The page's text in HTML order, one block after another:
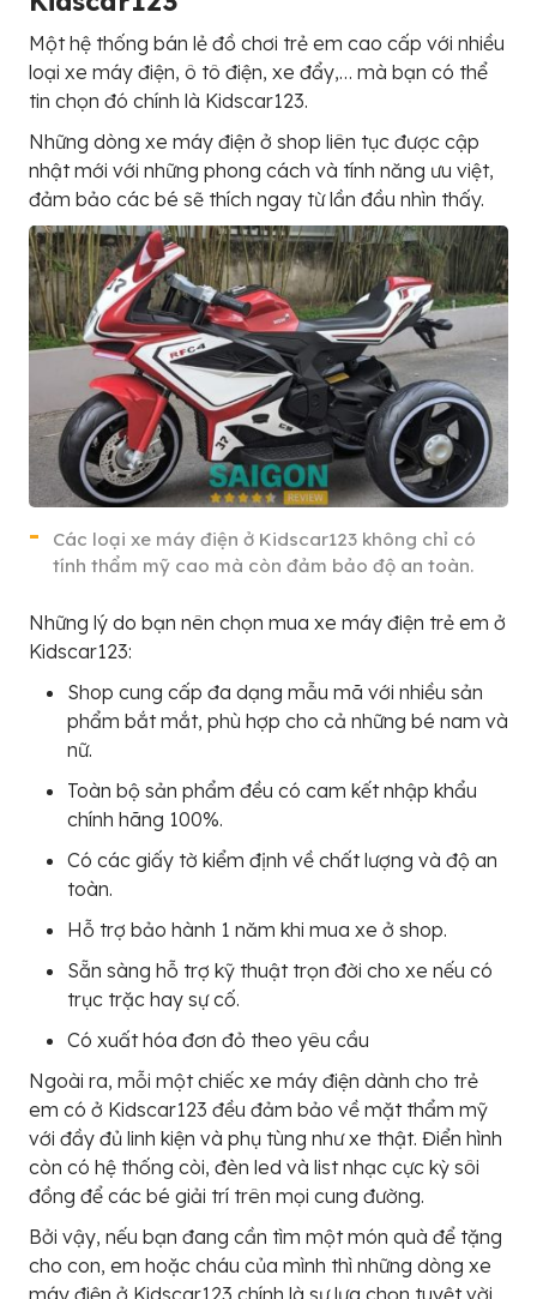
Một hệ thống bán lẻ đồ chơi trẻ em cao cấp với nhiều
loại xe máy điện, ô tô điện, xe đẩy,… mà bạn có thể
tin chọn đó chính là Kidscar123.
Những dòng xe máy điện ở shop liên tục được cập
nhật mới với những phong cách và tính năng ưu việt,
đảm bảo các bé sẽ thích ngay từ lần đầu nhìn thấy.
Các loại xe máy điện ở Kidscar123 không chỉ có
tính thẩm mỹ cao mà còn đảm bảo độ an toàn.
Những lý do bạn nên chọn mua xe máy điện trẻ em ở
Kidscar123:
Shop cung cấp đa dạng mẫu mã với nhiều sản
phẩm bắt mắt, phù hợp cho cả những bé nam và
nữ.
Toàn bộ sản phẩm đều có cam kết nhập khẩu
chính hãng 100%.
Có các giấy tờ kiểm định về chất lượng và độ an
toàn.
Hỗ trợ bảo hành 1 năm khi mua xe ở shop.
Sẵn sàng hỗ trợ kỹ thuật trọn đời cho xe nếu có
trục trặc hay sự cố.
Có xuất hóa đơn đỏ theo yêu cầu
Ngoài ra, mỗi một chiếc xe máy điện dành cho trẻ
em có ở Kidscar123 đều đảm bảo về mặt thẩm mỹ
với đầy đủ linh kiện và phụ tùng như xe thật. Điển hình
còn có hệ thống còi, đèn led và list nhạc cực kỳ sôi
đồng để các bé giải trí trên mọi cung đường.
Bởi vậy, nếu bạn đang cần tìm một món quà để tặng
cho con, em hoặc cháu của mình thì những dòng xe